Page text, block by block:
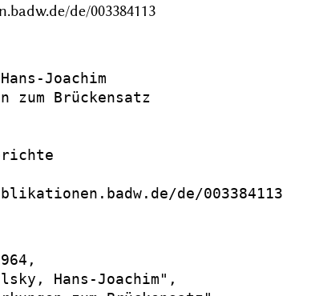
de/003384113
Joachim
zum Brückensatz
de/003384113
Hans-Joachim",